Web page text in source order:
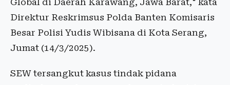
Global di Daerah Karawang, Jawa Barat," kata
Direktur Reskrimsus Polda Banten Komisaris
Besar Polisi Yudis Wibisana di Kota Serang,
Jumat (14/3/2025).
SEW tersangkut kasus tindak pidana